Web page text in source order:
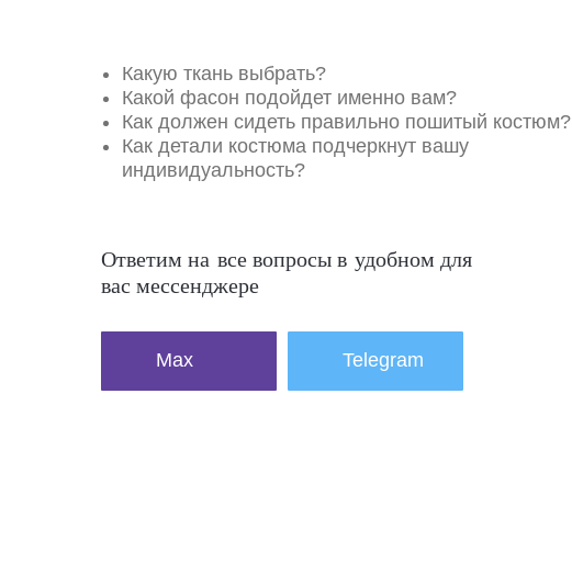
Какую ткань выбрать?
Какой фасон подойдет именно вам?
Как должен сидеть правильно пошитый костюм?
Как детали костюма подчеркнут вашу
индивидуальность?
Ответим на все вопросы в удобном для
вас мессенджере
Max Telegram